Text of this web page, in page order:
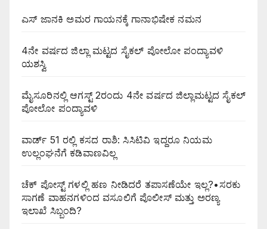
ಎಸ್ ಜಾನಕಿ ಅಮರ ಗಾಯನಕ್ಕೆ ಗಾನಾಭಿಷೇಕ ನಮನ
4ನೇ ವರ್ಷದ ಜಿಲ್ಲಾ ಮಟ್ಟದ ಸೈಕಲ್ ಪೋಲೋ ಪಂದ್ಯಾವಳಿ
ಯಶಸ್ವಿ
ಮೈಸೂರಿನಲ್ಲಿ ಆಗಸ್ಟ್‌ 2ರಂದು 4ನೇ ವರ್ಷದ ಜಿಲ್ಲಾಮಟ್ಟದ ಸೈಕಲ್
ಪೋಲೋ ಪಂದ್ಯಾವಳಿ
ವಾರ್ಡ್ 51 ರಲ್ಲಿ ಕಸದ ರಾಶಿ: ಸಿಸಿಟಿವಿ ಇದ್ದರೂ ನಿಯಮ
ಉಲ್ಲಂಘನೆಗೆ ಕಡಿವಾಣವಿಲ್ಲ
ಚೆಕ್ ಪೋಸ್ಟ್ ಗಳಲ್ಲಿ ಹಣ ನೀಡಿದರೆ ತಪಾಸಣೆಯೇ ಇಲ್ಲ?•ಸರಕು
ಸಾಗಣೆ ವಾಹನಗಳಿಂದ ವಸೂಲಿಗೆ ಪೊಲೀಸ್ ಮತ್ತು ಅರಣ್ಯ
ಇಲಾಖೆ ಸಿಬ್ಬಂದಿ?